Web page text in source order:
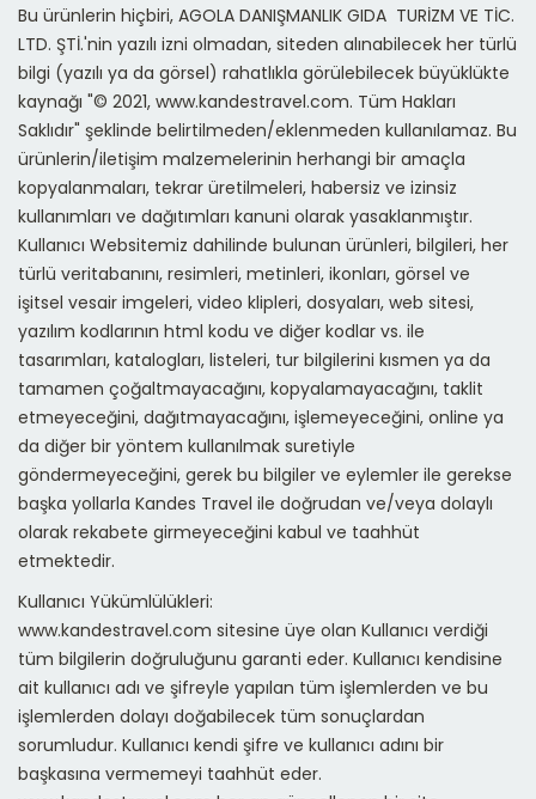
Bu ürünlerin hiçbiri, AGOLA DANIŞMANLIK GIDA TURİZM VE TİC.
LTD. ŞTİ.'nin yazılı izni olmadan, siteden alınabilecek her türlü
bilgi (yazılı ya da görsel) rahatlıkla görülebilecek büyüklükte
kaynağı "© 2021, www.kandestravel.com. Tüm Hakları
Saklıdır" şeklinde belirtilmeden/eklenmeden kullanılamaz. Bu
ürünlerin/iletişim malzemelerinin herhangi bir amaçla
kopyalanmaları, tekrar üretilmeleri, habersiz ve izinsiz
kullanımları ve dağıtımları kanuni olarak yasaklanmıştır.
Kullanıcı Websitemiz dahilinde bulunan ürünleri, bilgileri, her
türlü veritabanını, resimleri, metinleri, ikonları, görsel ve
işitsel vesair imgeleri, video klipleri, dosyaları, web sitesi,
yazılım kodlarının html kodu ve diğer kodlar vs. ile
tasarımları, katalogları, listeleri, tur bilgilerini kısmen ya da
tamamen çoğaltmayacağını, kopyalamayacağını, taklit
etmeyeceğini, dağıtmayacağını, işlemeyeceğini, online ya
da diğer bir yöntem kullanılmak suretiyle
göndermeyeceğini, gerek bu bilgiler ve eylemler ile gerekse
başka yollarla Kandes Travel ile doğrudan ve/veya dolaylı
olarak rekabete girmeyeceğini kabul ve taahhüt
etmektedir.
Kullanıcı Yükümlülükleri:
www.kandestravel.com sitesine üye olan Kullanıcı verdiği
tüm bilgilerin doğruluğunu garanti eder. Kullanıcı kendisine
ait kullanıcı adı ve şifreyle yapılan tüm işlemlerden ve bu
işlemlerden dolayı doğabilecek tüm sonuçlardan
sorumludur. Kullanıcı kendi şifre ve kullanıcı adını bir
başkasına vermemeyi taahhüt eder.